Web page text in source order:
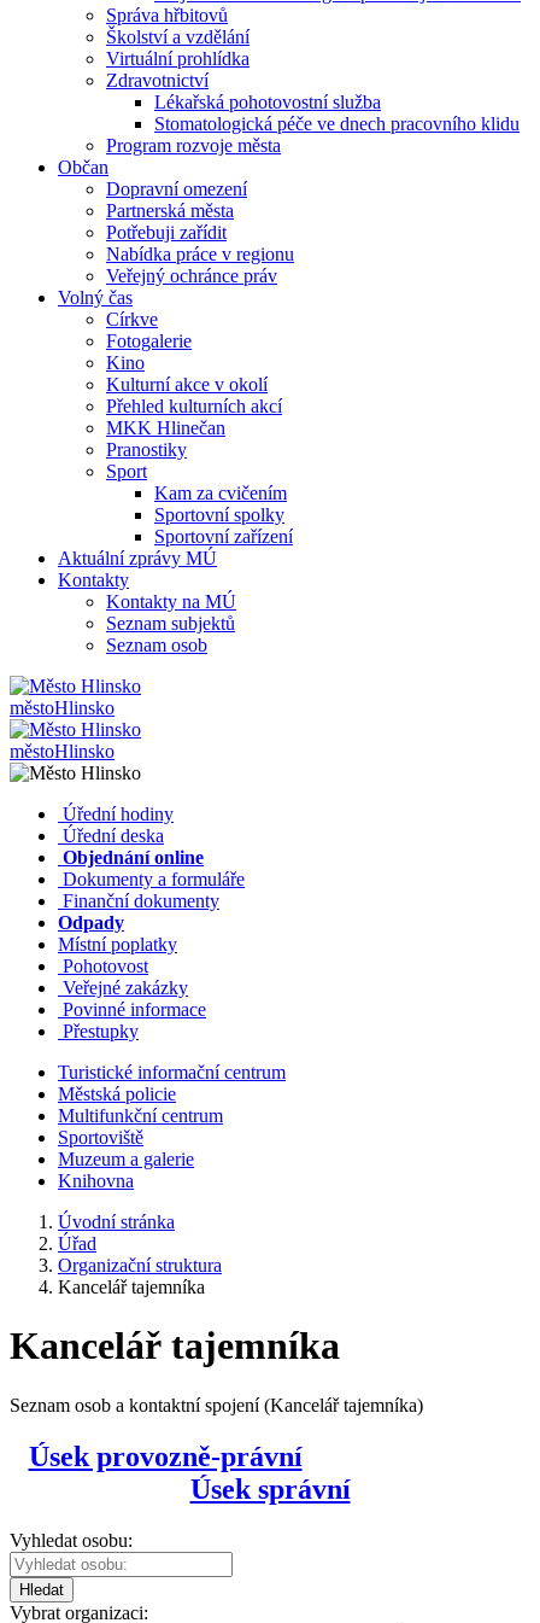
Správa hřbitovů
Školství a vzdělání
Virtuální prohlídka
Zdravotnictví
Lékařská pohotovostní služba
Stomatologická péče ve dnech pracovního klidu
Program rozvoje města
Občan
Dopravní omezení
Partnerská města
Potřebuji zařídit
Nabídka práce v regionu
Veřejný ochránce práv
Volný čas
Církve
Fotogalerie
Kino
Kulturní akce v okolí
Přehled kulturních akcí
MKK Hlinečan
Pranostiky
Sport
Kam za cvičením
Sportovní spolky
Sportovní zařízení
Aktuální zprávy MÚ
Kontakty
Kontakty na MÚ
Seznam subjektů
Seznam osob
městoHlinsko
městoHlinsko
Úřední hodiny
Úřední deska
Objednání online
Dokumenty a formuláře
Finanční dokumenty
Odpady
Místní poplatky
Pohotovost
Veřejné zakázky
Povinné informace
Přestupky
Turistické informační centrum
Městská policie
Multifunkční centrum
Sportoviště
Muzeum a galerie
Knihovna
Úvodní stránka
Úřad
Organizační struktura
Kancelář tajemníka
Kancelář tajemníka
Seznam osob a kontaktní spojení (Kancelář tajemníka)
Úsek provozně-právní
Úsek správní
Vyhledat osobu:
Hledat
Vybrat organizaci: